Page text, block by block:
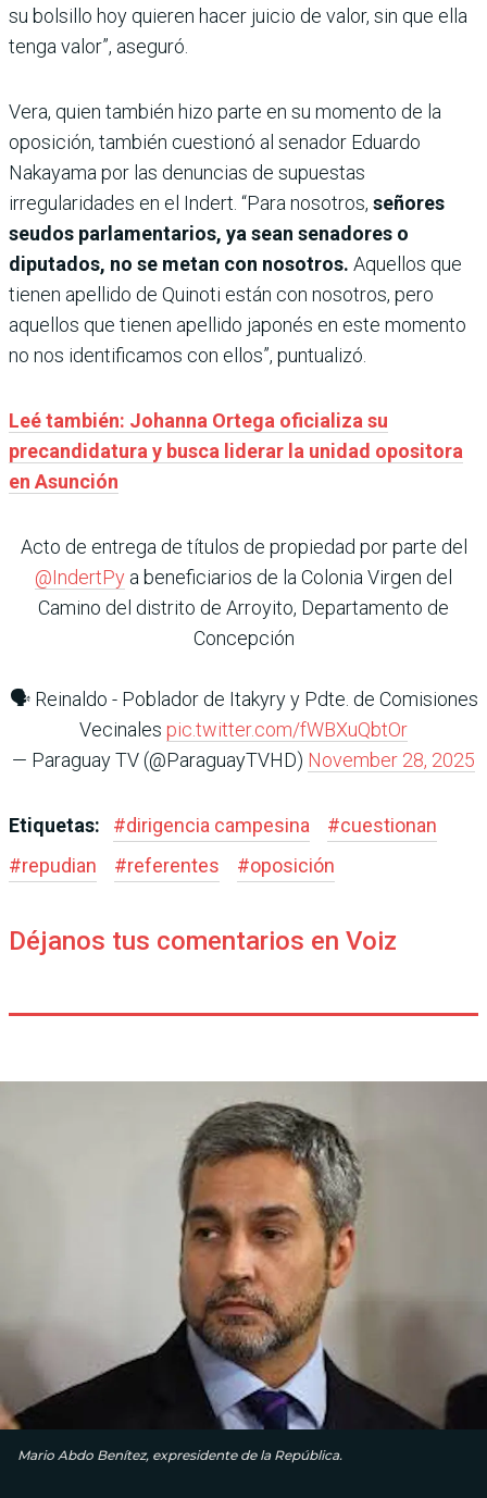
su bolsillo hoy quieren hacer juicio de valor, sin que ella
tenga valor”, aseguró.
Vera, quien también hizo parte en su momento de la
oposición, también cuestionó al senador Eduardo
Nakayama por las denuncias de supuestas
irregularidades en el Indert. “Para nosotros, señores
seudos parlamentarios, ya sean senadores o
diputados, no se metan con nosotros. Aquellos que
tienen apellido de Quinoti están con nosotros, pero
aquellos que tienen apellido japonés en este momento
no nos identificamos con ellos”, puntualizó.
Leé también: Johanna Ortega oficializa su
precandidatura y busca liderar la unidad opositora
en Asunción
Acto de entrega de títulos de propiedad por parte del
@IndertPy a beneficiarios de la Colonia Virgen del
Camino del distrito de Arroyito, Departamento de
Concepción
🗣 Reinaldo - Poblador de Itakyry y Pdte. de Comisiones
Vecinales pic.twitter.com/fWBXuQbtOr
— Paraguay TV (@ParaguayTVHD) November 28, 2025
Etiquetas: #dirigencia campesina #cuestionan
#repudian #referentes #oposición
Déjanos tus comentarios en Voiz
Mario Abdo Benítez, expresidente de la República.